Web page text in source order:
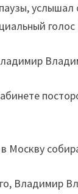
услышал
Москву
Владимир